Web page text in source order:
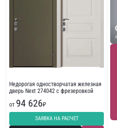
Недорогая одностворчатая железная
дверь Next 274042 с фрезеровкой
от 94 626₽
ЗАЯВКА НА РАСЧЕТ